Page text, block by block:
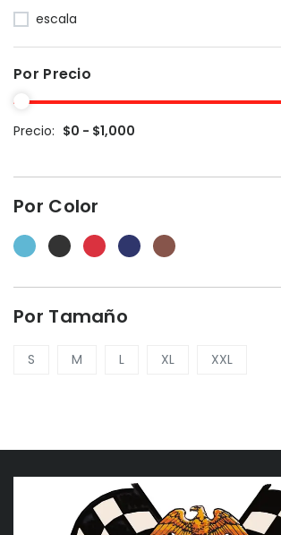
escala
Por Precio
Precio: $0 - $1,000
Por Color
Por Tamaño
S M L XL XXL